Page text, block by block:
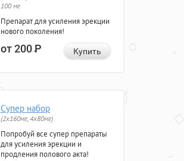
100 мг
Препарат для усиления эрекции
нового поколения!
от 200Р Купить
Супер набор
(2х160мг, 4х80мг)
Попробуй все супер препараты
для усиления эрекции и
продления полового акта!